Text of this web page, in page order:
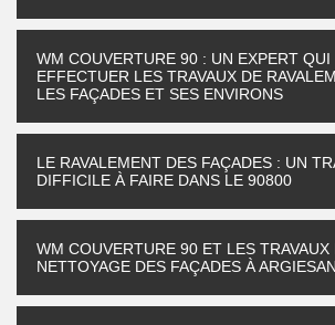
WM COUVERTURE 90 : UN EXPERT QUI
EFFECTUER LES TRAVAUX DE
LES FAÇADES ET SES ENVIRONS
LE RAVALEMENT DES FAÇADES : UN
DIFFICILE À FAIRE DANS LE 90800
WM COUVERTURE 90 ET LES TRAVAUX
NETTOYAGE DES FAÇADES À